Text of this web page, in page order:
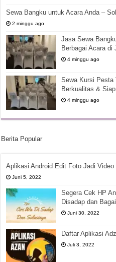
Sewa Bangku untuk Acara Anda –
2 minggu ago
Jasa Sewa
Berbagai Acara di
4 minggu ago
Sewa Kursi Pesta
Berkualitas &
4 minggu ago
Berita Popular
Aplikasi Android Edit Foto Jadi
Juni 5, 2022
Segera Cek HP
Disadap dan
Juni 30, 2022
Daftar Aplikasi
Juli 3, 2022